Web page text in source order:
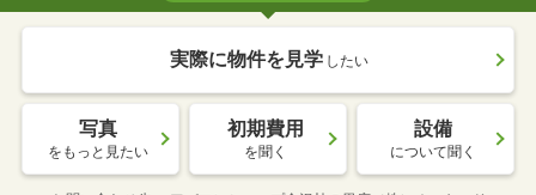
実際に物件を見学 したい
写真
をもっと見たい
初期費用
を聞く
設備
について聞く